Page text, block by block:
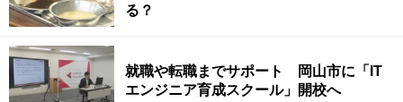
る？
就職や転職までサポート 岡山市に「IT
エンジニア育成スクール」開校へ